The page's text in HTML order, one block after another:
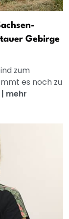
Gebirge
zum
es noch zu
| mehr